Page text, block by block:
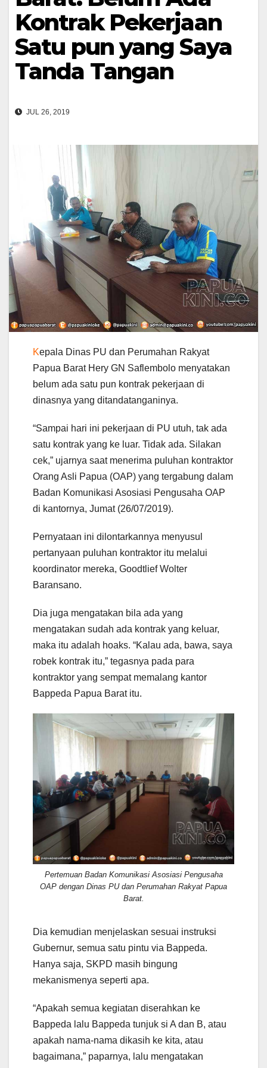
Kontrak Pekerjaan
Satu pun yang Saya
Tanda Tangan
JUL 26, 2019
Kepala Dinas PU dan Perumahan Rakyat
Papua Barat Hery GN Saflembolo menyatakan
belum ada satu pun kontrak pekerjaan di
dinasnya yang ditandatanganinya.
“Sampai hari ini pekerjaan di PU utuh, tak ada
satu kontrak yang ke luar. Tidak ada. Silakan
cek,” ujarnya saat menerima puluhan kontraktor
Orang Asli Papua (OAP) yang tergabung dalam
Badan Komunikasi Asosiasi Pengusaha OAP
di kantornya, Jumat (26/07/2019).
Pernyataan ini dilontarkannya menyusul
pertanyaan puluhan kontraktor itu melalui
koordinator mereka, Goodtlief Wolter
Baransano.
Dia juga mengatakan bila ada yang
mengatakan sudah ada kontrak yang keluar,
maka itu adalah hoaks. “Kalau ada, bawa, saya
robek kontrak itu,” tegasnya pada para
kontraktor yang sempat memalang kantor
Bappeda Papua Barat itu.
Pertemuan Badan Komunikasi Asosiasi Pengusaha
OAP dengan Dinas PU dan Perumahan Rakyat Papua
Barat.
Dia kemudian menjelaskan sesuai instruksi
Gubernur, semua satu pintu via Bappeda.
Hanya saja, SKPD masih bingung
mekanismenya seperti apa.
“Apakah semua kegiatan diserahkan ke
Bappeda lalu Bappeda tunjuk si A dan B, atau
apakah nama-nama dikasih ke kita, atau
bagaimana,” paparnya, lalu mengatakan